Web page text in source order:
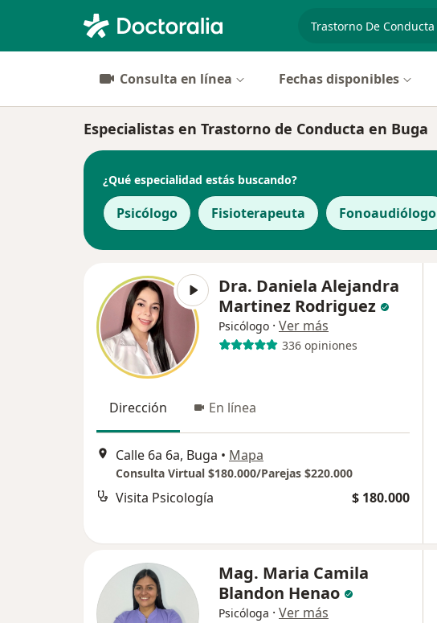
Consulta en línea Fechas disponibles
Especialistas en Trastorno de Conducta en Buga
¿Qué especialidad estás buscando?
Psicólogo Fisioterapeuta Fonoaudiólogo
Dra. Daniela Alejandra
Martinez Rodriguez
Psicólogo · Ver más
336 opiniones
Dirección En línea
Calle 6a 6a, Buga • Mapa
Consulta Virtual $180.000/Parejas $220.000
Visita Psicología $ 180.000
Mag. Maria Camila
Blandon Henao
Psicóloga · Ver más